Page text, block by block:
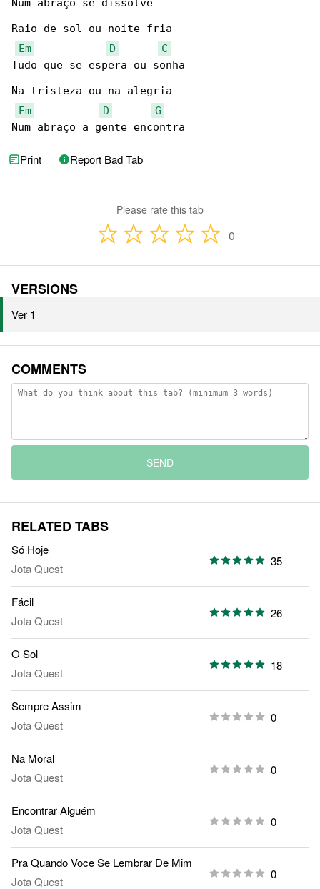
Num abraço se dissolve
Raio de sol ou noite fria
Em
D
C
Tudo que se espera ou sonha
Na tristeza ou na alegria
Em
D
G
Num abraço a gente encontra
Print Report Bad Tab
Please rate this tab
0
VERSIONS
Ver 1
COMMENTS
SEND
RELATED TABS
Só Hoje
Jota Quest
35
Fácil
Jota Quest
26
O Sol
Jota Quest
18
Sempre Assim
Jota Quest
0
Na Moral
Jota Quest
0
Encontrar Alguém
Jota Quest
0
Pra Quando Voce Se Lembrar De Mim
Jota Quest
0